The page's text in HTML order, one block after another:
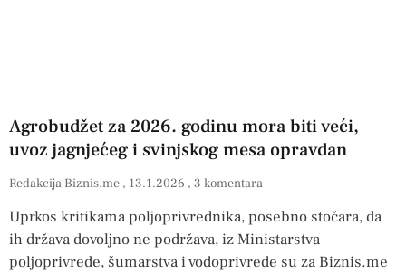
Agrobudžet za 2026. godinu mora biti veći,
uvoz jagnjećeg i svinjskog mesa opravdan
Redakcija Biznis.me 13.1.2026 3 komentara
Uprkos kritikama poljoprivrednika, posebno stočara, da
ih država dovoljno ne podržava, iz Ministarstva
poljoprivrede, šumarstva i vodoprivrede su za Biznis.me